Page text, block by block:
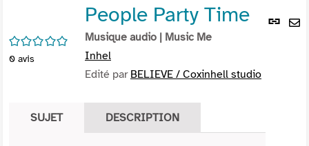
Lien
/5
0 avis
People Party Time
Musique audio | Music Me
Inhel
Edité par BELIEVE / Coxinhell studio
SUJET DESCRIPTION